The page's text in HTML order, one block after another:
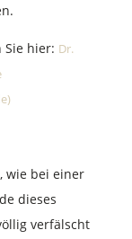
Sie hier: Dr.
wie bei einer
dieses
verfälscht